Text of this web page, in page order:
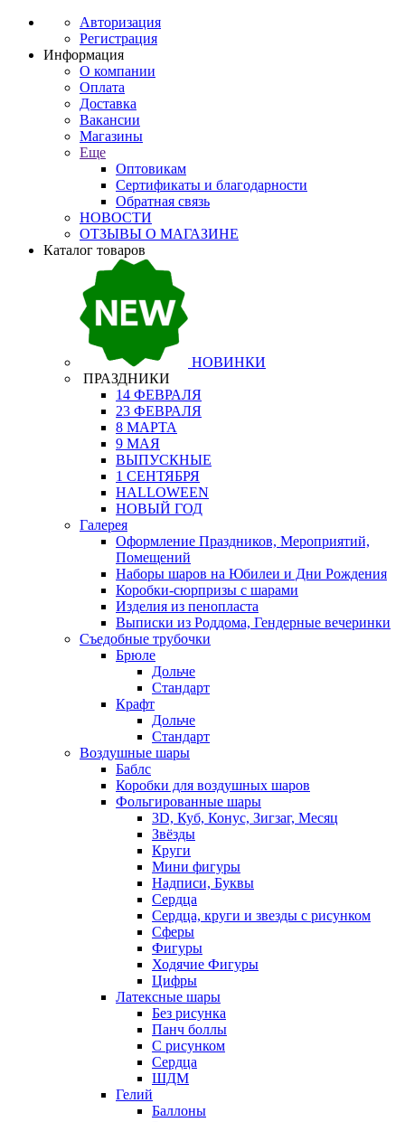
Авторизация
Регистрация
Информация
О компании
Оплата
Доставка
Вакансии
Магазины
Еще
Оптовикам
Сертификаты и благодарности
Обратная связь
НОВОСТИ
ОТЗЫВЫ О МАГАЗИНЕ
Каталог товаров
НОВИНКИ
ПРАЗДНИКИ
14 ФЕВРАЛЯ
23 ФЕВРАЛЯ
8 МАРТА
9 МАЯ
ВЫПУСКНЫЕ
1 СЕНТЯБРЯ
HALLOWEEN
НОВЫЙ ГОД
Галерея
Оформление Праздников, Мероприятий,
Помещений
Наборы шаров на Юбилеи и Дни Рождения
Коробки-сюрпризы с шарами
Изделия из пенопласта
Выписки из Роддома, Гендерные вечеринки
Съедобные трубочки
Брюле
Дольче
Стандарт
Крафт
Дольче
Стандарт
Воздушные шары
Баблс
Коробки для воздушных шаров
Фольгированные шары
3D, Куб, Конус, Зигзаг, Месяц
Звёзды
Круги
Мини фигуры
Надписи, Буквы
Сердца
Сердца, круги и звезды с рисунком
Сферы
Фигуры
Ходячие Фигуры
Цифры
Латексные шары
Без рисунка
Панч боллы
С рисунком
Сердца
ШДМ
Гелий
Баллоны